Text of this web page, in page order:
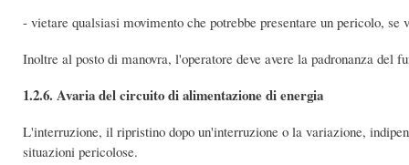
- vietare qualsiasi movimento che potrebbe presentare un pericolo,
Inoltre al posto di manovra, l'operatore deve avere la padronanza del
1.2.6. Avaria del circuito di alimentazione di energia
L'interruzione, il ripristino dopo un'interruzione o la variazione,
situazioni pericolose.